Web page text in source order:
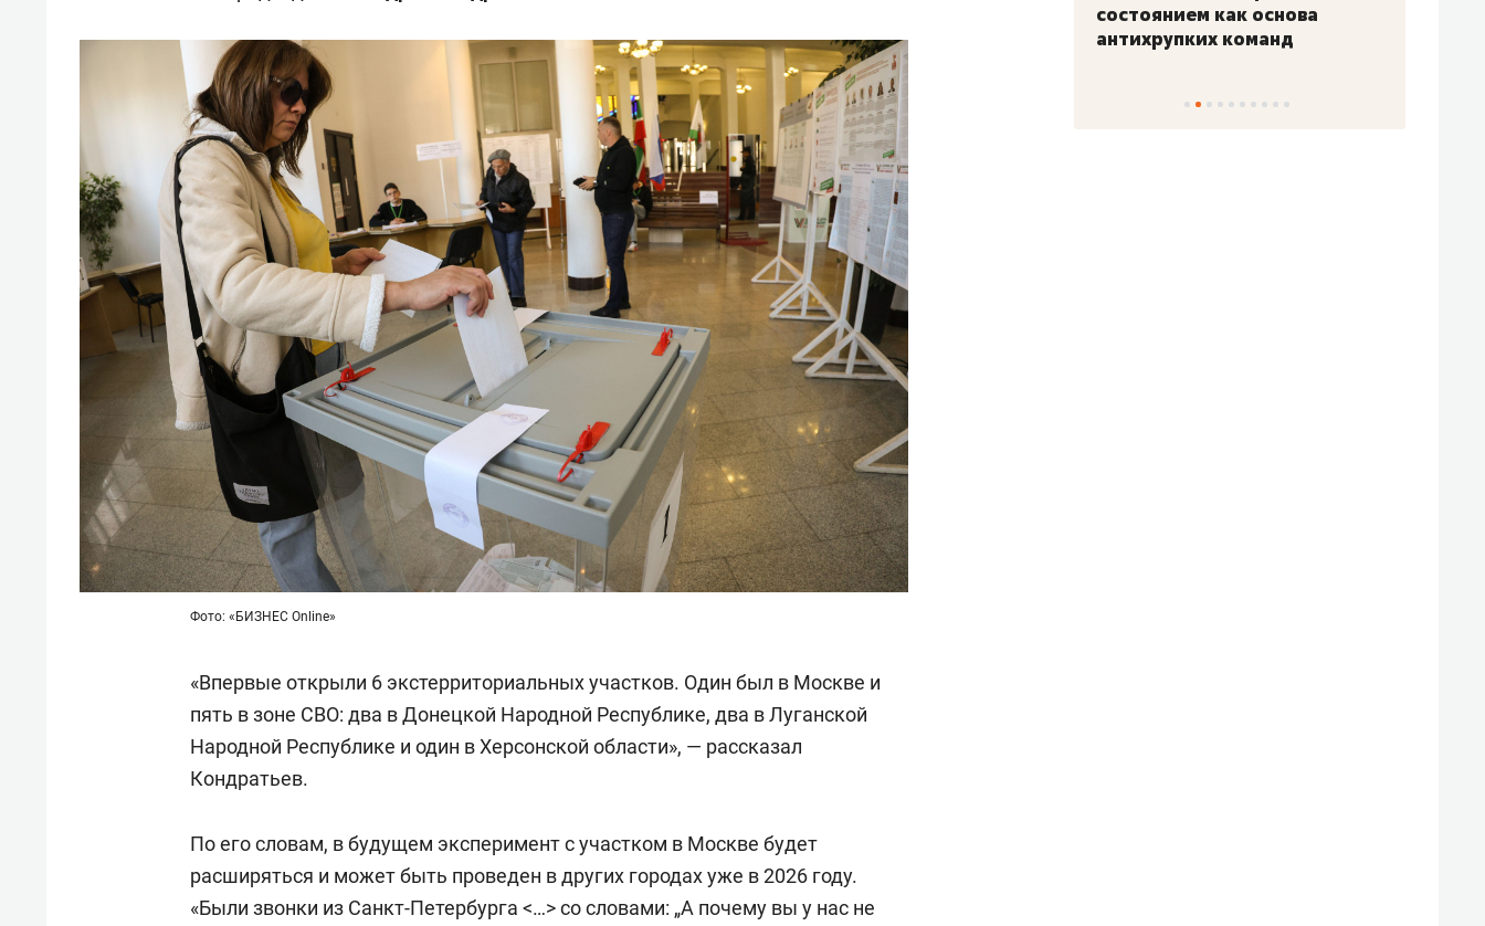
Фото: «БИЗНЕС Online»
«Впервые открыли 6 экстерриториальных участков. Один был в Москве и
пять в зоне СВО: два в Донецкой Народной Республике, два в Луганской
Народной Республике и один в Херсонской области», — рассказал
Кондратьев.
По его словам, в будущем эксперимент с участком в Москве будет
расширяться и может быть проведен в других городах уже в 2026 году.
«Были звонки из Санкт-Петербурга <…> со словами: „А почему вы у нас не
антихрупких команд
«Гонка Героев»